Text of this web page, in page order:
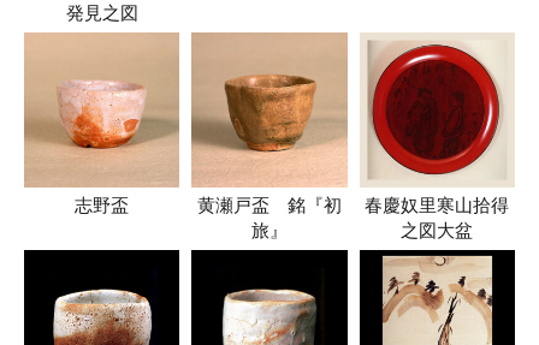
発見之図
志野盃
黄瀬戸盃 銘『初
旅』
春慶奴里寒山拾得
之図大盆